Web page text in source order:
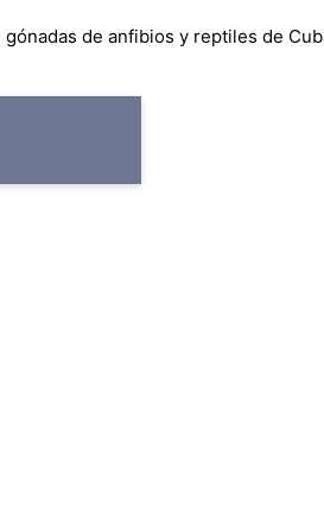
estadios de
de anfibios y reptiles de